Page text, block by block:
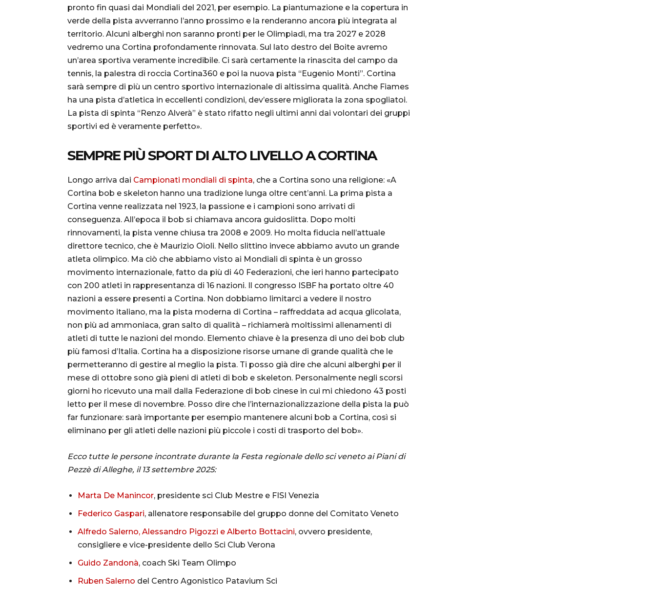
pronto fin quasi dai Mondiali del 2021, per esempio. La piantumazione e la copertura in
verde della pista avverranno l’anno prossimo e la renderanno ancora più integrata al
territorio. Alcuni alberghi non saranno pronti per le Olimpiadi, ma tra 2027 e 2028
vedremo una Cortina profondamente rinnovata. Sul lato destro del Boite avremo
un’area sportiva veramente incredibile. Ci sarà certamente la rinascita del campo da
tennis, la palestra di roccia Cortina360 e poi la nuova pista “Eugenio Monti”. Cortina
sarà sempre di più un centro sportivo internazionale di altissima qualità. Anche Fiames
ha una pista d’atletica in eccellenti condizioni, dev’essere migliorata la zona spogliatoi.
La pista di spinta “Renzo Alverà” è stato rifatto negli ultimi anni dai volontari dei gruppi
sportivi ed è veramente perfetto».
SEMPRE PIÙ SPORT DI ALTO LIVELLO A CORTINA
Longo arriva dai Campionati mondiali di spinta, che a Cortina sono una religione: «A
Cortina bob e skeleton hanno una tradizione lunga oltre cent’anni. La prima pista a
Cortina venne realizzata nel 1923, la passione e i campioni sono arrivati di
conseguenza. All’epoca il bob si chiamava ancora guidoslitta. Dopo molti
rinnovamenti, la pista venne chiusa tra 2008 e 2009. Ho molta fiducia nell’attuale
direttore tecnico, che è Maurizio Oioli. Nello slittino invece abbiamo avuto un grande
atleta olimpico. Ma ciò che abbiamo visto ai Mondiali di spinta è un grosso
movimento internazionale, fatto da più di 40 Federazioni, che ieri hanno partecipato
con 200 atleti in rappresentanza di 16 nazioni. Il congresso ISBF ha portato oltre 40
nazioni a essere presenti a Cortina. Non dobbiamo limitarci a vedere il nostro
movimento italiano, ma la pista moderna di Cortina – raffreddata ad acqua glicolata,
non più ad ammoniaca, gran salto di qualità – richiamerà moltissimi allenamenti di
atleti di tutte le nazioni del mondo. Elemento chiave è la presenza di uno dei bob club
più famosi d’Italia. Cortina ha a disposizione risorse umane di grande qualità che le
permetteranno di gestire al meglio la pista. Ti posso già dire che alcuni alberghi per il
mese di ottobre sono già pieni di atleti di bob e skeleton. Personalmente negli scorsi
giorni ho ricevuto una mail dalla Federazione di bob cinese in cui mi chiedono 43 posti
letto per il mese di novembre. Posso dire che l’internazionalizzazione della pista la può
far funzionare: sarà importante per esempio mantenere alcuni bob a Cortina, così si
eliminano per gli atleti delle nazioni più piccole i costi di trasporto del bob».
Ecco tutte le persone incontrate durante la Festa regionale dello sci veneto ai Piani di
Pezzè di Alleghe, il 13 settembre 2025:
Marta De Manincor, presidente sci Club Mestre e FISI Venezia
Federico Gaspari, allenatore responsabile del gruppo donne del Comitato Veneto
Alfredo Salerno, Alessandro Pigozzi e Alberto Bottacini, ovvero presidente,
consigliere e vice-presidente dello Sci Club Verona
Guido Zandonà, coach Ski Team Olimpo
Ruben Salerno del Centro Agonistico Patavium Sci